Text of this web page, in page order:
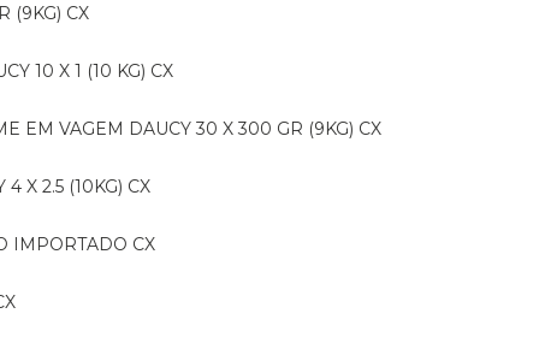
(9KG) CX
10 X 1 (10 KG) CX
EM VAGEM DAUCY 30 X 300 GR (9KG) CX
4 X 2.5 (10KG) CX
IMPORTADO CX